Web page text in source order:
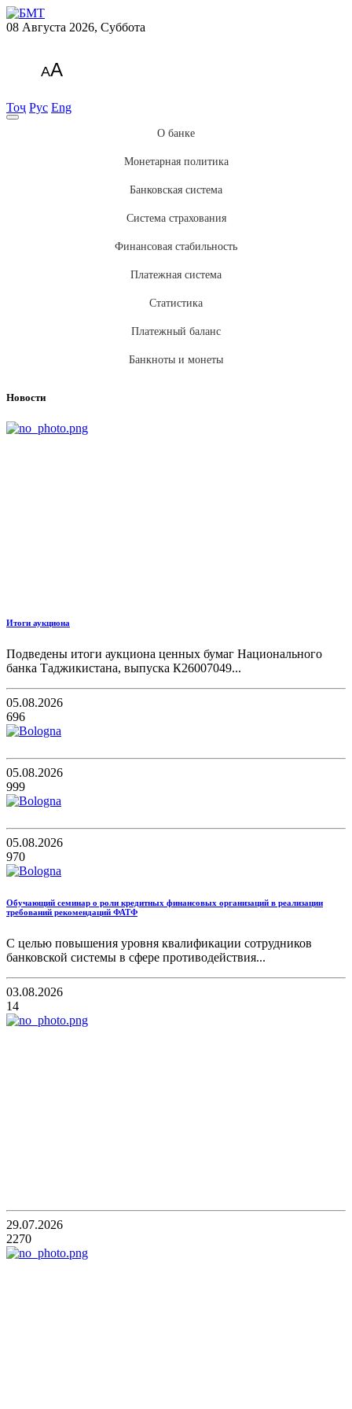
08 Августа 2026, Суббота
AA
Тоҷ Рус Eng
О банке
Монетарная политика
Банковская система
Система страхования
Финансовая стабильность
Платежная система
Статистика
Платежный баланс
Банкноты и монеты
Новости
Итоги аукциона
Подведены итоги аукциона ценных бумаг Национального
банка Таджикистана, выпуска К26007049...
05.08.2026
696
05.08.2026
999
05.08.2026
970
Обучающий семинар о роли кредитных финансовых организаций в реализации
требований рекомендаций ФАТФ
С целью повышения уровня квалификации сотрудников
банковской системы в сфере противодействия...
03.08.2026
14
29.07.2026
2270